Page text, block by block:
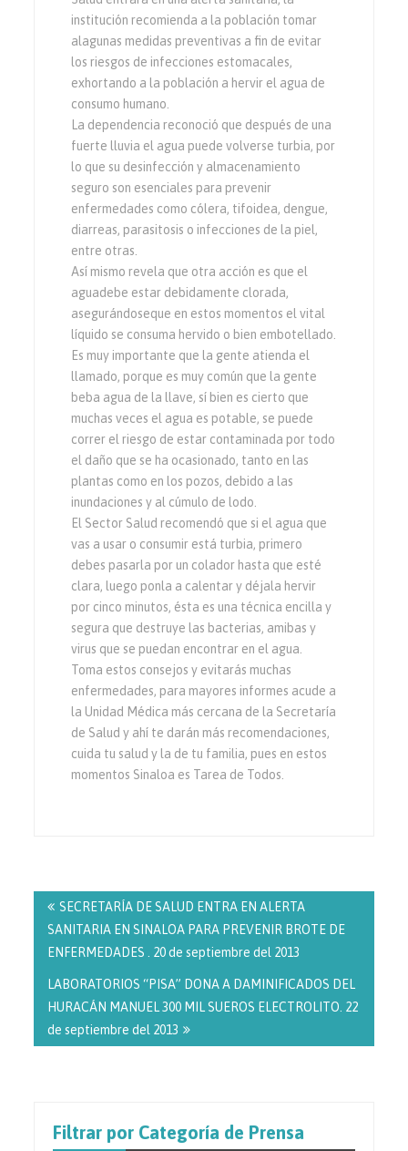
institución recomienda a la población tomar
alagunas medidas preventivas a fin de evitar
los riesgos de infecciones estomacales,
exhortando a la población a hervir el agua de
consumo humano.
La dependencia reconoció que después de una
fuerte lluvia el agua puede volverse turbia, por
lo que su desinfección y almacenamiento
seguro son esenciales para prevenir
enfermedades como cólera, tifoidea, dengue,
diarreas, parasitosis o infecciones de la piel,
entre otras.
Así mismo revela que otra acción es que el
aguadebe estar debidamente clorada,
asegurándoseque en estos momentos el vital
líquido se consuma hervido o bien embotellado.
Es muy importante que la gente atienda el
llamado, porque es muy común que la gente
beba agua de la llave, sí bien es cierto que
muchas veces el agua es potable, se puede
correr el riesgo de estar contaminada por todo
el daño que se ha ocasionado, tanto en las
plantas como en los pozos, debido a las
inundaciones y al cúmulo de lodo.
El Sector Salud recomendó que si el agua que
vas a usar o consumir está turbia, primero
debes pasarla por un colador hasta que esté
clara, luego ponla a calentar y déjala hervir
por cinco minutos, ésta es una técnica encilla y
segura que destruye las bacterias, amibas y
virus que se puedan encontrar en el agua.
Toma estos consejos y evitarás muchas
enfermedades, para mayores informes acude a
la Unidad Médica más cercana de la Secretaría
de Salud y ahí te darán más recomendaciones,
cuida tu salud y la de tu familia, pues en estos
momentos Sinaloa es Tarea de Todos.
de
entradas
SECRETARÍA DE SALUD ENTRA EN ALERTA
SANITARIA EN SINALOA PARA PREVENIR BROTE DE
ENFERMEDADES . 20 de septiembre del 2013
LABORATORIOS “PISA” DONA A DAMINIFICADOS DEL
HURACÁN MANUEL 300 MIL SUEROS ELECTROLITO. 22
de septiembre del 2013
Filtrar por Categoría de Prensa